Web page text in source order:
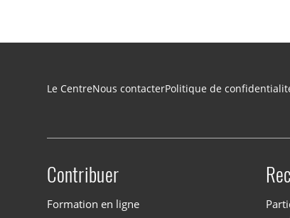
Navigation du pied de
Le CentreNous contacterPolitique de
Site menu
Contribuer
Formation en ligne